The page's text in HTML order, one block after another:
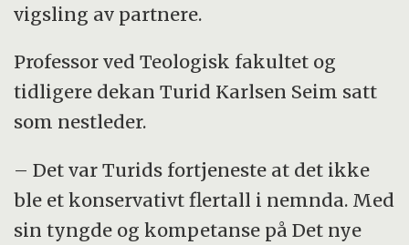
vigsling av partnere.
Professor ved Teologisk fakultet og
tidligere dekan Turid Karlsen Seim satt
som nestleder.
– Det var Turids fortjeneste at det ikke
ble et konservativt flertall i nemnda. Med
sin tyngde og kompetanse på Det nye